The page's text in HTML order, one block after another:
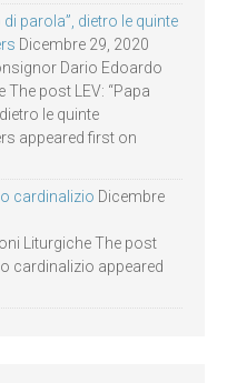
di parola”, dietro le quinte
Dicembre 29, 2020
Dario Edoardo
post LEV: “Papa
le quinte
appeared first on
cardinalizio Dicembre
Liturgiche The post
cardinalizio appeared